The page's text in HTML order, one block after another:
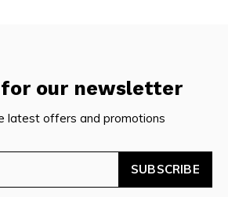
for our newsletter
latest offers and promotions
SUBSCRIBE